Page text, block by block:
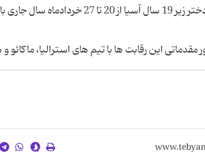
مقدماتی این رقابت ها با تیم های استرالیا،